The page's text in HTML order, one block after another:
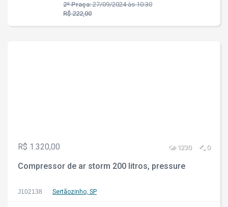
2ª Praça:27/09/2024 às 10:30
R$ 222,00
R$ 1.320,00 1230 0
Compressor de ar storm 200 litros, pressure
J102138 Sertãozinho, SP